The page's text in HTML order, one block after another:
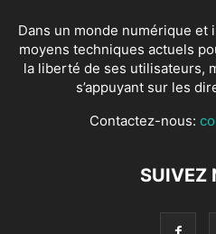
Dans un monde numérique et
moyens techniques actuels
la liberté de ses utilisateurs,
s’appuyant sur les
Contactez-nous:
SUIVEZ